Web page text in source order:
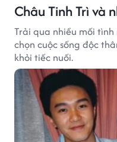
Châu Tinh Trì và
Trải qua nhiều mối
chọn cuộc sống độc
khỏi tiếc nuối.